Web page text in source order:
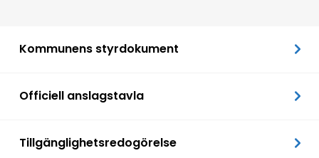
Kommunens styrdokument
Officiell anslagstavla
Tillgänglighetsredogörelse